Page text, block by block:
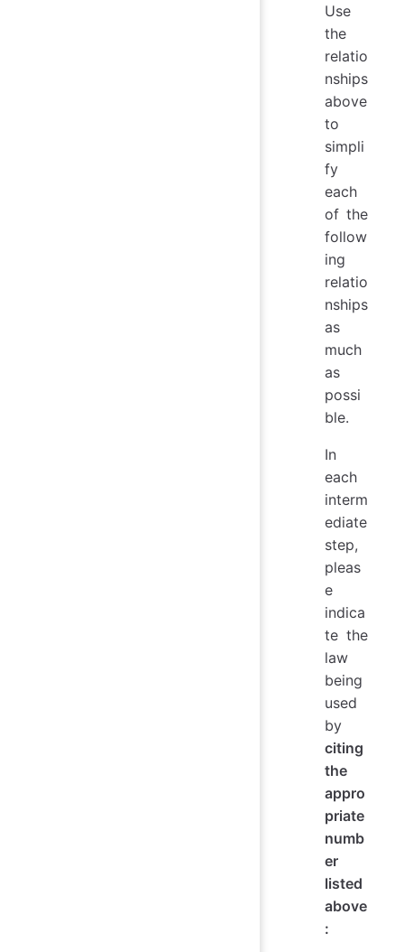
Use
the
relatio
nships
above
to
simpli
fy
each
of the
follow
ing
relatio
nships
as
much
as
possi
ble.
In
each
interm
ediate
step,
pleas
e
indica
te the
law
being
used
by
citing
the
appro
priate
numb
er
listed
above
: